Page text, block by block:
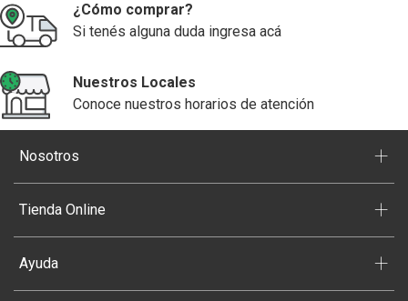
¿Cómo comprar?
Si tenés alguna duda ingresa acá
Nuestros Locales
Conoce nuestros horarios de atención
Nosotros +
Tienda Online +
Ayuda +